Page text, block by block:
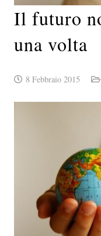
Il futuro
una volta
8 Febbraio 2015